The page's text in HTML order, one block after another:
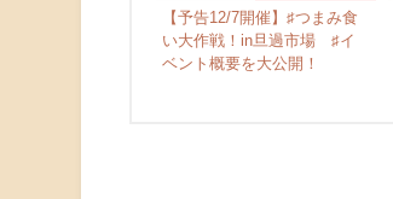
【予告12/7開催】♯つまみ食
い大作戦！in旦過市場 ♯イ
ベント概要を大公開！